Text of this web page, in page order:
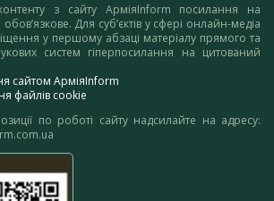
з сайту АрміяInform посилання на
обов’язкове. Для суб’єктів у сфері онлайн-медіа
у першому абзаці матеріалу прямого та
систем гіперпосилання на цитований
сайтом АрміяInform
файлів cookie
по роботі сайту надсилайте на адресу: